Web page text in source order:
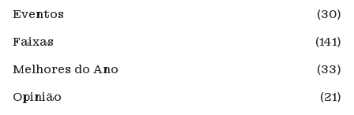
Eventos
(30)
Faixas
(141)
Melhores do Ano
(33)
Opinião
(21)